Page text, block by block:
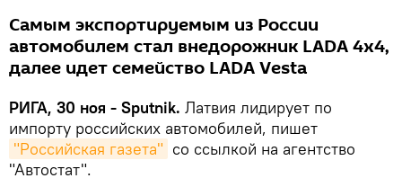
Самым экспортируемым из России
автомобилем стал внедорожник LADA 4x4,
далее идет семейство LADA Vesta
РИГА, 30 ноя - Sputnik. Латвия лидирует по
импорту российских автомобилей, пишет
"Российская газета" со ссылкой на агентство
"Автостат".